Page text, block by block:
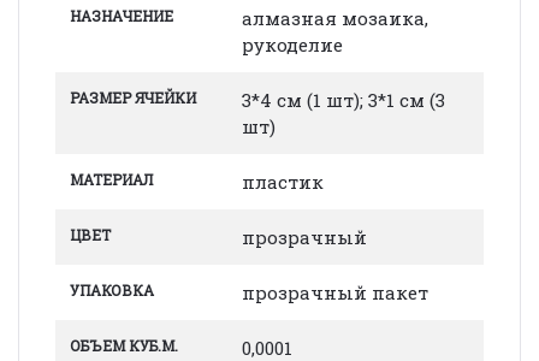
НАЗНАЧЕНИЕ
алмазная мозаика,
рукоделие
РАЗМЕР ЯЧЕЙКИ
3*4 см (1 шт); 3*1 см (3
шт)
МАТЕРИАЛ пластик
ЦВЕТ прозрачный
УПАКОВКА прозрачный пакет
ОБЪЕМ КУБ.М. 0,0001